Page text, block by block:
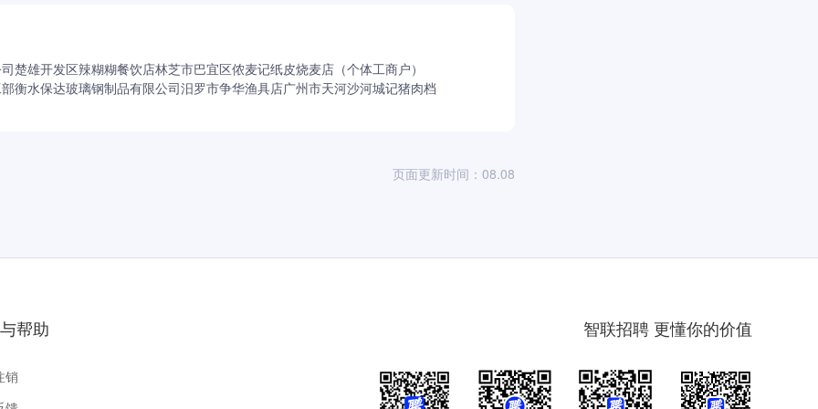
楚雄开发区辣糊糊餐饮店林芝市巴宜区侬麦记纸皮烧麦店（个体工商户）
衡水保达玻璃钢制品有限公司汨罗市争华渔具店广州市天河沙河城记猪肉档
页面更新时间：08.08
帮助
销
智联招聘 更懂你的价值